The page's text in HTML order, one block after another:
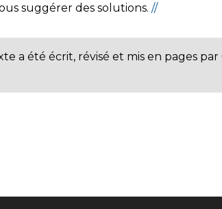
suggérer des solutions. //
a été écrit, révisé et mis en pages